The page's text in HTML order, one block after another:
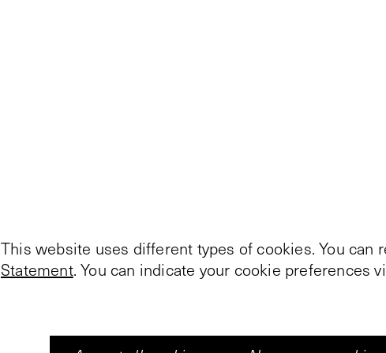
This website uses different types of cookies. You can
Statement. You can indicate your cookie preferences